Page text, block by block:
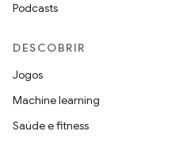
Podcasts
DESCOBRIR
Jogos
Machine learning
Saúde e fitness